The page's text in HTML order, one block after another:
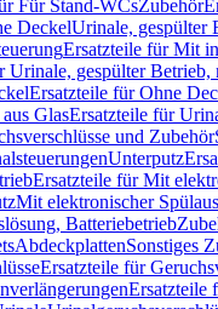
Für Stand-WCsZubehör
DeckelUrinale, gespülter
Ersatzteile für Mit
Urinale, gespülter
Ersatzteile für Ohne
GlasErsatzteile für
und Zubehör
Unterputz
Ersatzteile für Mit
Mit elektronischer
Batteriebetrieb
AbdeckplattenSonstiges
Ersatzteile für
Ersatzteile